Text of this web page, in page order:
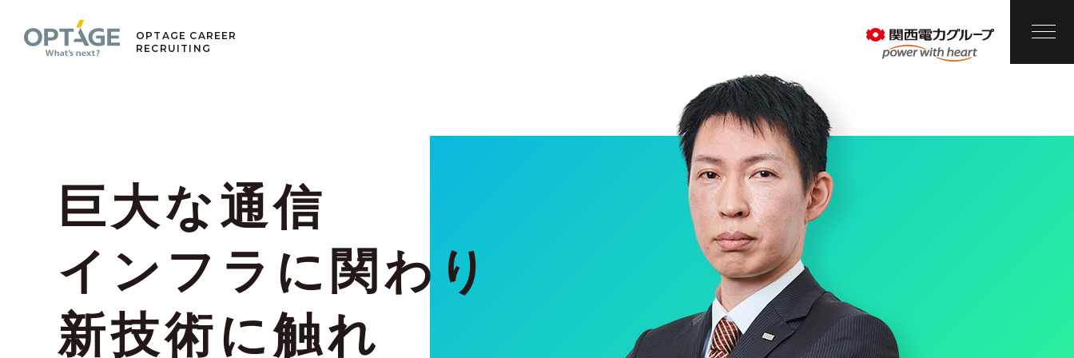
OPTAGE CAREER
RECRUITING
巨大な通信
インフラに関わり
新技術に触れ